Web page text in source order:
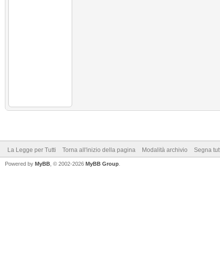
La Legge per Tutti Torna all'inizio della pagina Modalità archivio Segna
Powered by MyBB , © 2002-2026 MyBB Group